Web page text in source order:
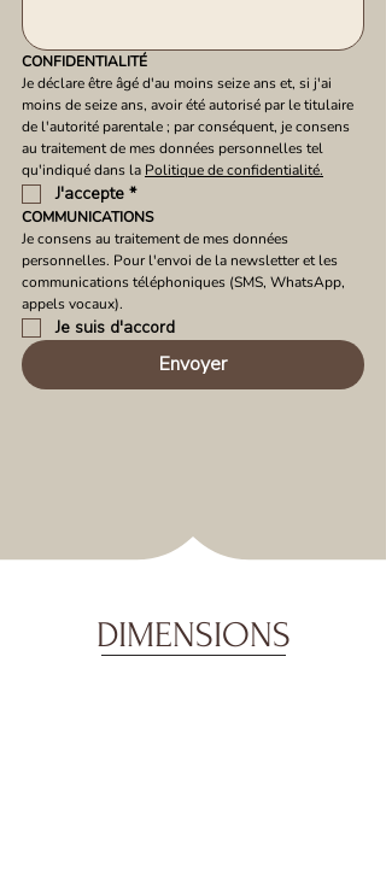
CONFIDENTIALITÉ
Je déclare être âgé d'au moins seize ans et, si j'ai
moins de seize ans, avoir été autorisé par le titulaire
de l'autorité parentale ; par conséquent, je consens
au traitement de mes données personnelles tel
qu'indiqué dans la Politique de confidentialité.
J'accepte *
COMMUNICATIONS
Je consens au traitement de mes données
personnelles. Pour l'envoi de la newsletter et les
communications téléphoniques (SMS, WhatsApp,
appels vocaux).
Je suis d'accord
Envoyer
DIMENSIONS